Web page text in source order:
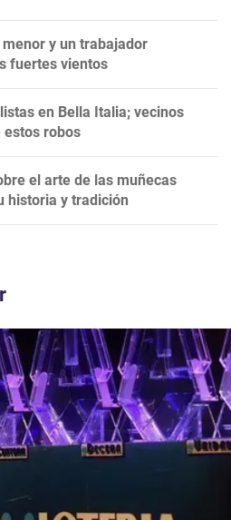
y un trabajador
fuertes vientos
en Bella Italia; vecinos
robos
el arte de las muñecas
historia y tradición